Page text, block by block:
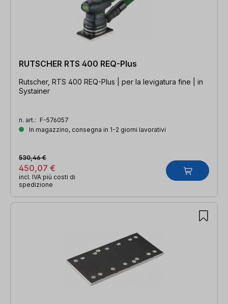
RUTSCHER RTS 400 REQ-Plus
Rutscher, RTS 400 REQ-Plus | per la levigatura fine | in
Systainer
n. art.: F-576057
In magazzino, consegna in 1-2 giorni lavorativi
450,07 €
530,46 €
incl. IVA più costi di
spedizione